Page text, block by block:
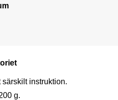
instruktion.
g.